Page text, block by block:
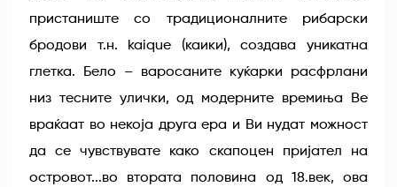
пристаниште со традиционалните рибарски
бродови т.н. kaique (каики), создава уникатна
глетка. Бело – варосаните куќарки расфрлани
низ тесните улички, од модерните времиња Ве
враќаат во некоја друга ера и Ви нудат можност
да се чувствувате како скапоцен пријател на
островот...во втората половина од 18.век, ова